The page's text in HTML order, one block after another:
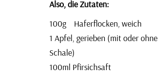
Also, die Zutaten:
100g Haferflocken, weich
1 Apfel, gerieben (mit oder ohne
Schale)
100ml Pfirsichsaft